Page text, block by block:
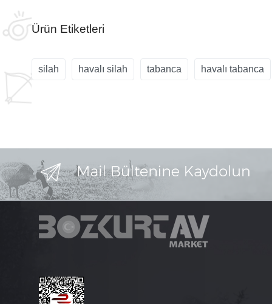
Ürün Etiketleri
silah havalı silah tabanca havalı tabanca